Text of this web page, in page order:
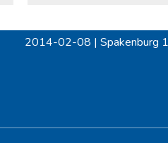
next
2014-02-08 | Spakenburg